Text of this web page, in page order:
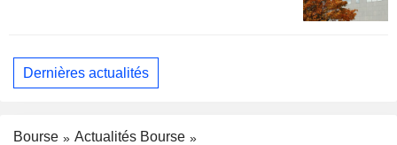
Dernières actualités
Bourse
Actualités Bourse